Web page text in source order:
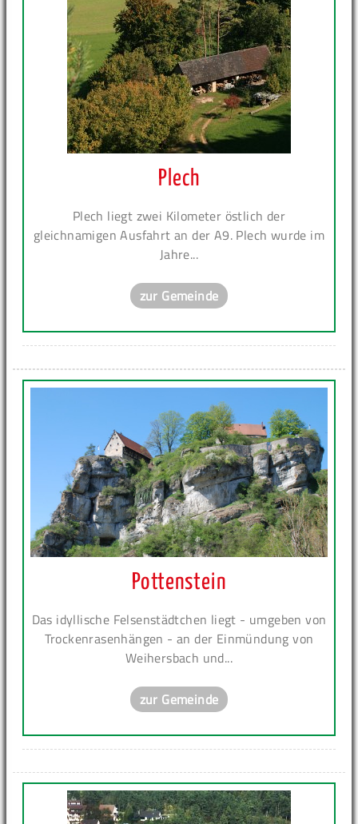
Plech
Plech liegt zwei Kilometer östlich der
gleichnamigen Ausfahrt an der A9. Plech wurde im
Jahre...
zur Gemeinde
Pottenstein
Das idyllische Felsenstädtchen liegt - umgeben von
Trockenrasenhängen - an der Einmündung von
Weihersbach und...
zur Gemeinde